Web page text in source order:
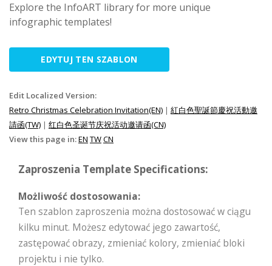
Explore the InfoART library for more unique
infographic templates!
EDYTUJ TEN SZABLON
Edit Localized Version:
Retro Christmas Celebration Invitation(EN) | 紅白色聖誕節慶祝活動邀
請函(TW) | 红白色圣诞节庆祝活动邀请函(CN)
View this page in:EN TWCN
Zaproszenia Template Specifications:
Możliwość dostosowania:
Ten szablon zaproszenia można dostosować w ciągu
kilku minut. Możesz edytować jego zawartość,
zastępować obrazy, zmieniać kolory, zmieniać bloki
projektu i nie tylko.